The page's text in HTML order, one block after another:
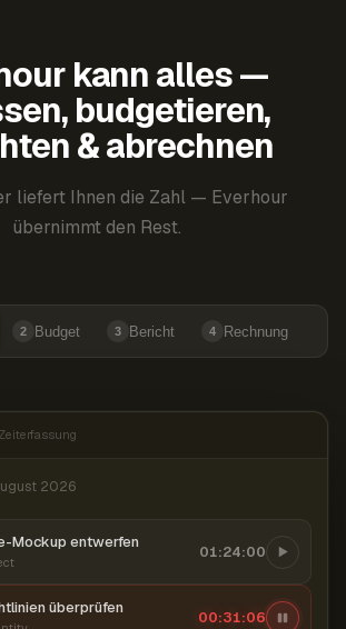
kann alles —
budgetieren,
& abrechnen
liefert Ihnen die Zahl — Everhour
übernimmt den Rest.
2 Budget 3 Bericht 4 Rechnung
2026
Mockup entwerfen 01:24:00
überprüfen 00:31:07